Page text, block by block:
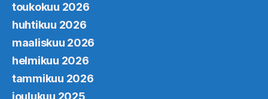
toukokuu 2026
huhtikuu 2026
maaliskuu 2026
helmikuu 2026
tammikuu 2026